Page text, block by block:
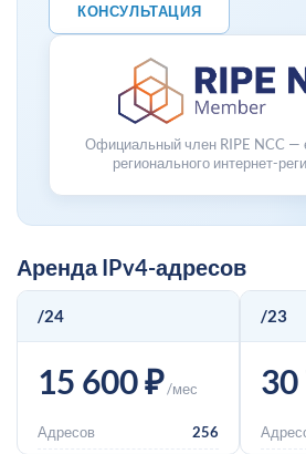
КОНСУЛЬТАЦИЯ
Официальный член RIPE NCC —
регионального интернет-
Аренда IPv4-адресов
/24
15 600 ₽/мес
Адресов 256
/23
30